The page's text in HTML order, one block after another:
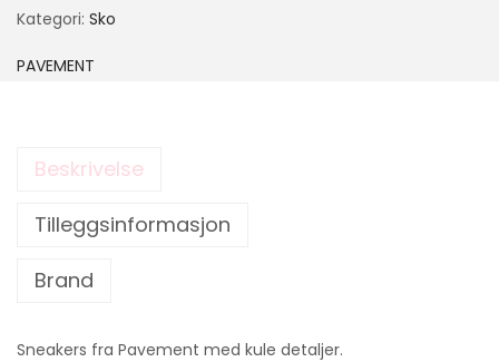
Kategori: Sko
PAVEMENT
Beskrivelse
Tilleggsinformasjon
Brand
Sneakers fra Pavement med kule detaljer.